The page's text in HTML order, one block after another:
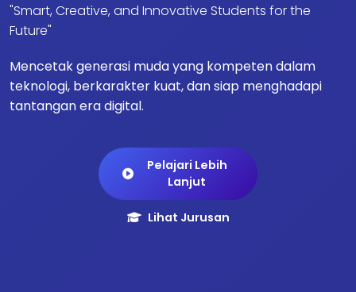
"Smart, Creative, and Innovative Students for the
Future"
Mencetak generasi muda yang kompeten dalam
teknologi, berkarakter kuat, dan siap menghadapi
tantangan era digital.
Pelajari Lebih
Lanjut
Lihat Jurusan